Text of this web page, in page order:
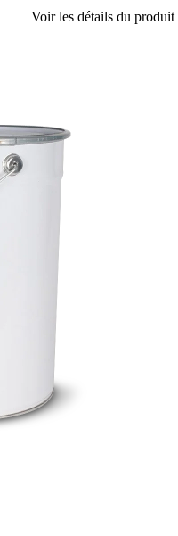
Voir les détails du produit